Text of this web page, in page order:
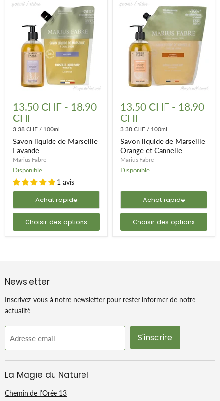
liquide
de
Marseille
Lavande
13.50 CHF - 18.90
CHF
3.38 CHF / 100ml
Savon liquide de Marseille
Lavande
Marius Fabre
Disponible
1 avis
Achat rapide
Choisir des options
liquide
de
Marseille
Orange
et
Cannelle
13.50 CHF - 18.90
CHF
3.38 CHF / 100ml
Savon liquide de Marseille
Orange et Cannelle
Marius Fabre
Disponible
Achat rapide
Choisir des options
Newsletter
Inscrivez-vous à notre newsletter pour rester informer de notre
actualité
Adresse email S'inscrire
La Magie du Naturel
Chemin de l’Orée 13